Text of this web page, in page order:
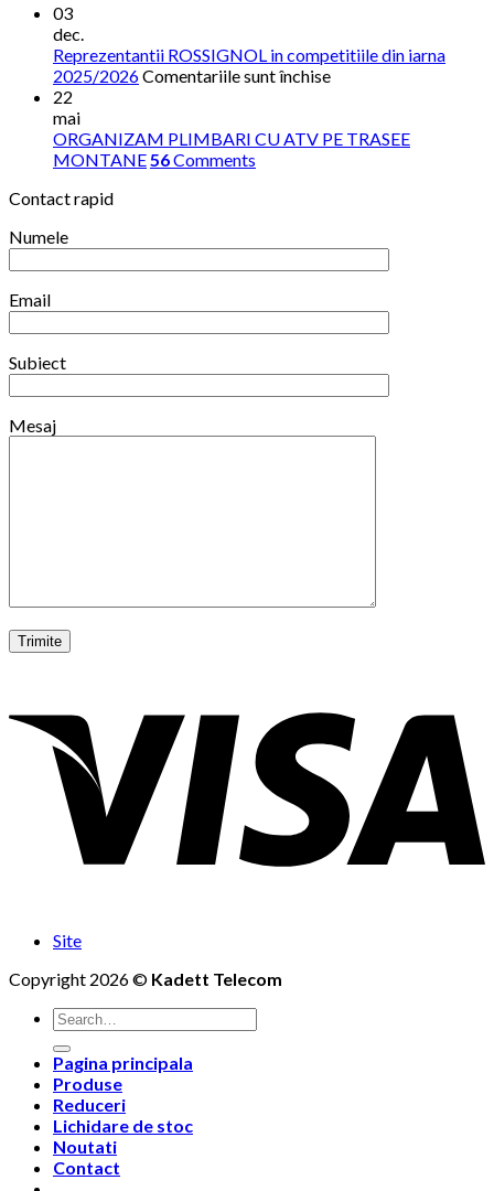
03
dec.
Reprezentantii ROSSIGNOL in competitiile din iarna
2025/2026Comentariile sunt închisepentru
in
22
mai
ORGANIZAM PLIMBARI CU ATV PE TRASEE
MONTANE 56Comments
Contact rapid
Numele
Email
Subiect
Mesaj
Site
Copyright 2026 © Kadett Telecom
Search
for:
Pagina principala
Produse
Reduceri
Lichidare de stoc
Noutati
Contact